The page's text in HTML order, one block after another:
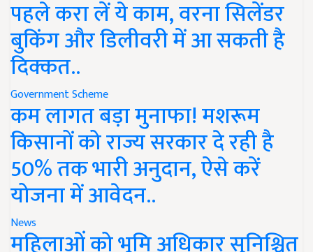
पहले करा लें ये काम, वरना सिलेंडर
बुकिंग और डिलीवरी में आ सकती है
दिक्कत..
Government Scheme
कम लागत बड़ा मुनाफा! मशरूम
किसानों को राज्य सरकार दे रही है
50% तक भारी अनुदान, ऐसे करें
योजना में आवेदन..
News
महिलाओं को भूमि अधिकार सुनिश्चित